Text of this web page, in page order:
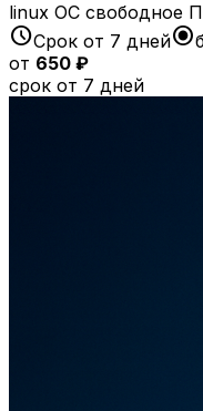
linux ОС свободное
scheduleСрок от 7 днейradio_button_checked
от 650 ₽
срок от 7 дней